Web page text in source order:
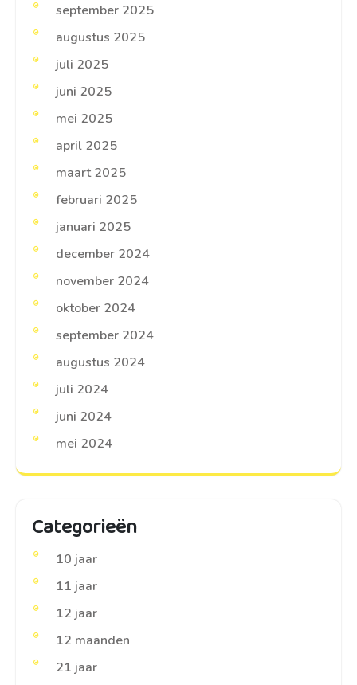
september 2025
augustus 2025
juli 2025
juni 2025
mei 2025
april 2025
maart 2025
februari 2025
januari 2025
december 2024
november 2024
oktober 2024
september 2024
augustus 2024
juli 2024
juni 2024
mei 2024
Categorieën
10 jaar
11 jaar
12 jaar
12 maanden
21 jaar